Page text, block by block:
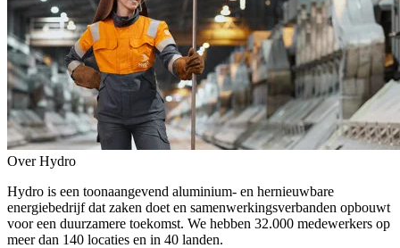
Over Hydro
Hydro is een toonaangevend aluminium- en hernieuwbare
energiebedrijf dat zaken doet en samenwerkingsverbanden opbouwt
voor een duurzamere toekomst. We hebben 32.000 medewerkers op
meer dan 140 locaties en in 40 landen.